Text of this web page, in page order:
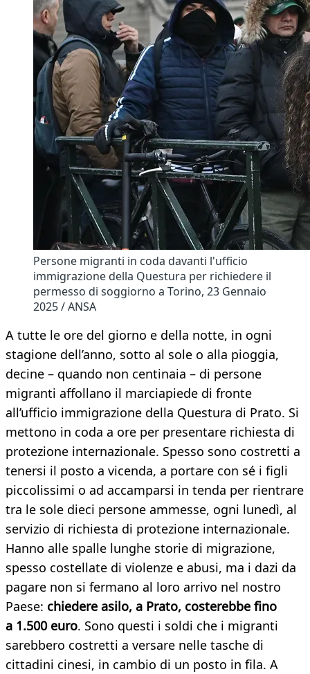
Persone migranti in coda davanti l'ufficio
immigrazione della Questura per richiedere il
permesso di soggiorno a Torino, 23 Gennaio
2025 / ANSA
A tutte le ore del giorno e della notte, in ogni
stagione dell’anno, sotto al sole o alla pioggia,
decine – quando non centinaia – di persone
migranti affollano il marciapiede di fronte
all’ufficio immigrazione della Questura di Prato. Si
mettono in coda a ore per presentare richiesta di
protezione internazionale. Spesso sono costretti a
tenersi il posto a vicenda, a portare con sé i figli
piccolissimi o ad accamparsi in tenda per rientrare
tra le sole dieci persone ammesse, ogni lunedì, al
servizio di richiesta di protezione internazionale.
Hanno alle spalle lunghe storie di migrazione,
spesso costellate di violenze e abusi, ma i dazi da
pagare non si fermano al loro arrivo nel nostro
Paese: chiedere asilo, a Prato, costerebbe fino
a 1.500 euro. Sono questi i soldi che i migranti
sarebbero costretti a versare nelle tasche di
cittadini cinesi, in cambio di un posto in fila. A